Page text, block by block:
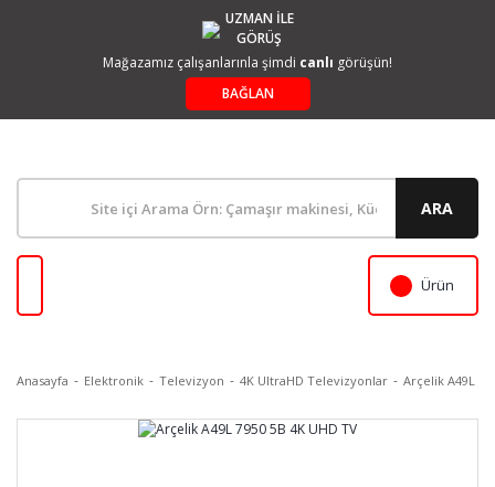
UZMAN İLE
GÖRÜŞ
Mağazamız çalışanlarınla şimdi canlı görüşün!
BAĞLAN
ARA
Ürün
Anasayfa Elektronik Televizyon 4K UltraHD Televizyonlar Arçelik A49L